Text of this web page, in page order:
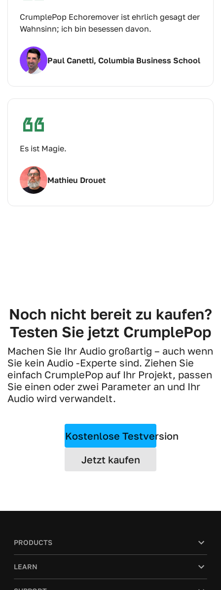
CrumplePop Echoremover ist ehrlich gesagt der
Wahnsinn; ich bin besessen davon.
Paul Canetti, Columbia Business School
Es ist Magie.
Mathieu Drouet
Noch nicht bereit zu kaufen?
Testen Sie jetzt CrumplePop
Machen Sie Ihr Audio großartig – auch wenn
Sie kein Audio -Experte sind. Ziehen Sie
einfach CrumplePop auf Ihr Projekt, passen
Sie einen oder zwei Parameter an und Ihr
Audio wird verwandelt.
Kostenlose Testversion
Jetzt kaufen
PRODUCTS
LEARN